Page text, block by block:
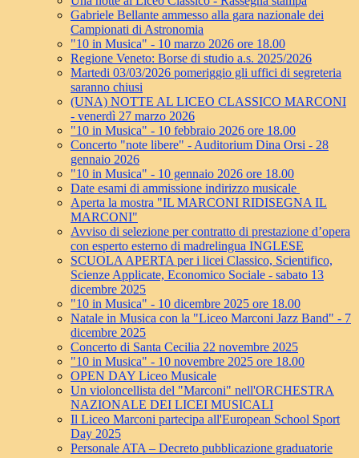
Gabriele Bellante ammesso alla gara nazionale dei
Campionati di Astronomia
"10 in Musica" - 10 marzo 2026 ore 18.00
Regione Veneto: Borse di studio a.s. 2025/2026
Martedi 03/03/2026 pomeriggio gli uffici di segreteria
saranno chiusi
(UNA) NOTTE AL LICEO CLASSICO MARCONI
- venerdì 27 marzo 2026
"10 in Musica" - 10 febbraio 2026 ore 18.00
Concerto "note libere" - Auditorium Dina Orsi - 28
gennaio 2026
"10 in Musica" - 10 gennaio 2026 ore 18.00
Date esami di ammissione indirizzo musicale
Aperta la mostra "IL MARCONI RIDISEGNA IL
MARCONI"
Avviso di selezione per contratto di prestazione d’opera
con esperto esterno di madrelingua INGLESE
SCUOLA APERTA per i licei Classico, Scientifico,
Scienze Applicate, Economico Sociale - sabato 13
dicembre 2025
"10 in Musica" - 10 dicembre 2025 ore 18.00
Natale in Musica con la "Liceo Marconi Jazz Band" - 7
dicembre 2025
Concerto di Santa Cecilia 22 novembre 2025
"10 in Musica" - 10 novembre 2025 ore 18.00
OPEN DAY Liceo Musicale
Un violoncellista del "Marconi" nell'ORCHESTRA
NAZIONALE DEI LICEI MUSICALI
Il Liceo Marconi partecipa all'European School Sport
Day 2025
Personale ATA – Decreto pubblicazione graduatorie